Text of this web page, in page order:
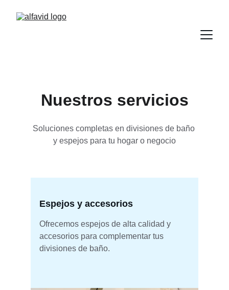
Nuestros servicios
Soluciones completas en divisiones de baño
y espejos para tu hogar o negocio
Espejos y accesorios
Ofrecemos espejos de alta calidad y
accesorios para complementar tus
divisiones de baño.